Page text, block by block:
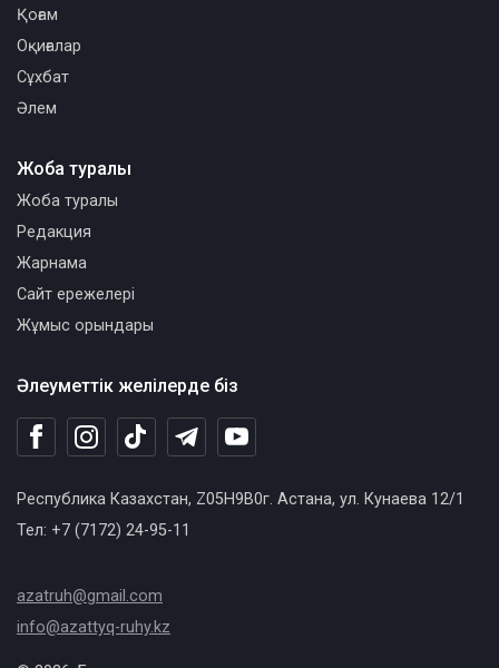
Әлеуметтік желілерде біз
Республика Казахстан, Z05H9B0г. Астана, ул. Кунаева 12/1
Тел: +7 (7172) 24-95-11
azatruh@gmail.com
info@azattyq-ruhy.kz
Қоғам
Оқиғалар
Сұхбат
Әлем
Жоба туралы
Жоба туралы
Редакция
Жарнама
Сайт ережелері
Жұмыс орындары